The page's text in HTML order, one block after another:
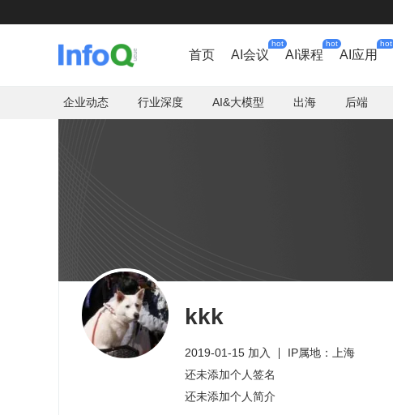
首页 AI会议
hot
AI课程
hot
AI应用
hot
企业动态 行业深度 AI&大模型 出海 后端
kkk
2019-01-15 加入
IP属地：上海
还未添加个人签名
还未添加个人简介